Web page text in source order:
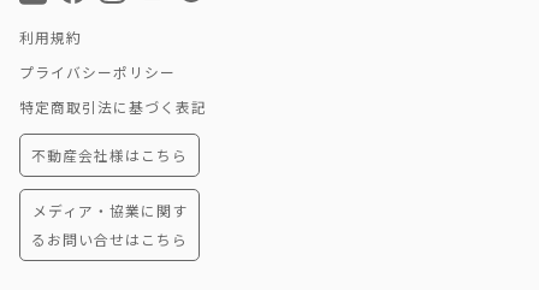
利用規約
プライバシーポリシー
特定商取引法に基づく表記
不動産会社様はこちら
メディア・協業に関す
るお問い合せはこちら